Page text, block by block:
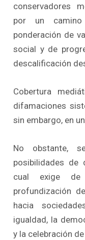
conservadores
por un
ponderación de
social y de
descalificación
Cobertura
difamaciones
sin embargo, en
No obstante,
posibilidades de
cual exige de
profundización
hacia
igualdad, la
y la celebración